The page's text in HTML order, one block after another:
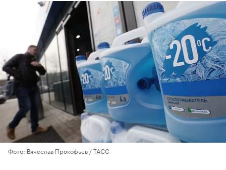
Фото: Вячеслав Прокофьев / ТАСС